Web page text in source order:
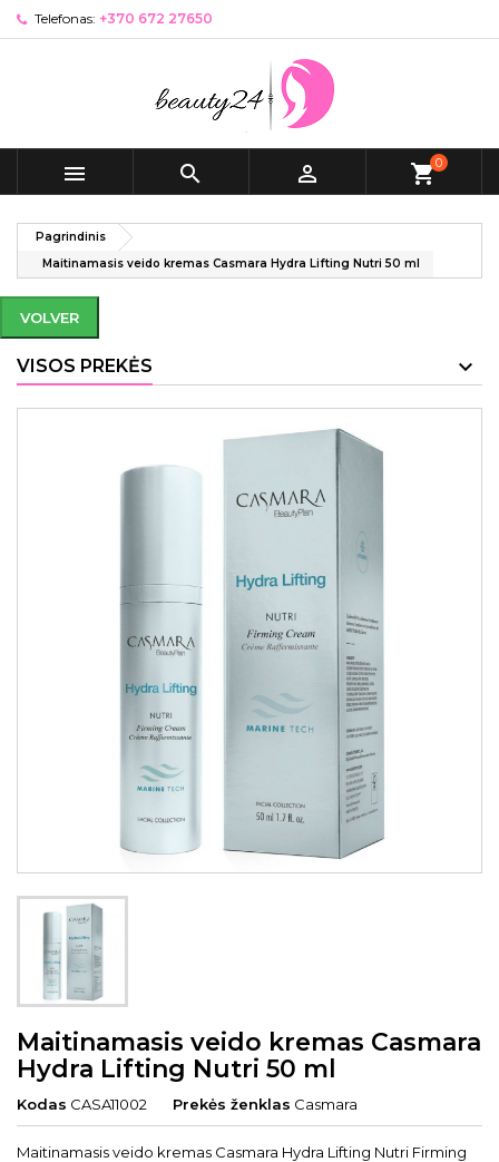
Telefonas: +370 672 27650
   shopping_cart0
Pagrindinis
Maitinamasis veido kremas Casmara Hydra Lifting Nutri 50 ml
VOLVER
VISOS PREKĖS
Maitinamasis veido kremas Casmara
Hydra Lifting Nutri 50 ml
Kodas CASA11002 Prekės ženklas Casmara
Maitinamasis veido kremas Casmara Hydra Lifting Nutri Firming